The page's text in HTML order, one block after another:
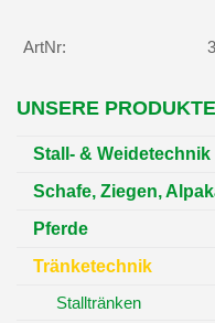
ArtNr:
UNSERE PRODUKTE
Stall- & Weidetechnik
Schafe, Ziegen,
Pferde
Tränketechnik
Stalltränken